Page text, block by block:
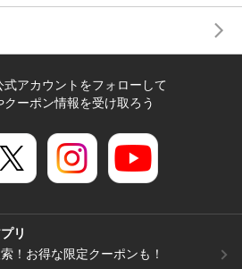
式アカウントをフォローして
クーポン情報を受け取ろう
リ
！お得な限定クーポンも！